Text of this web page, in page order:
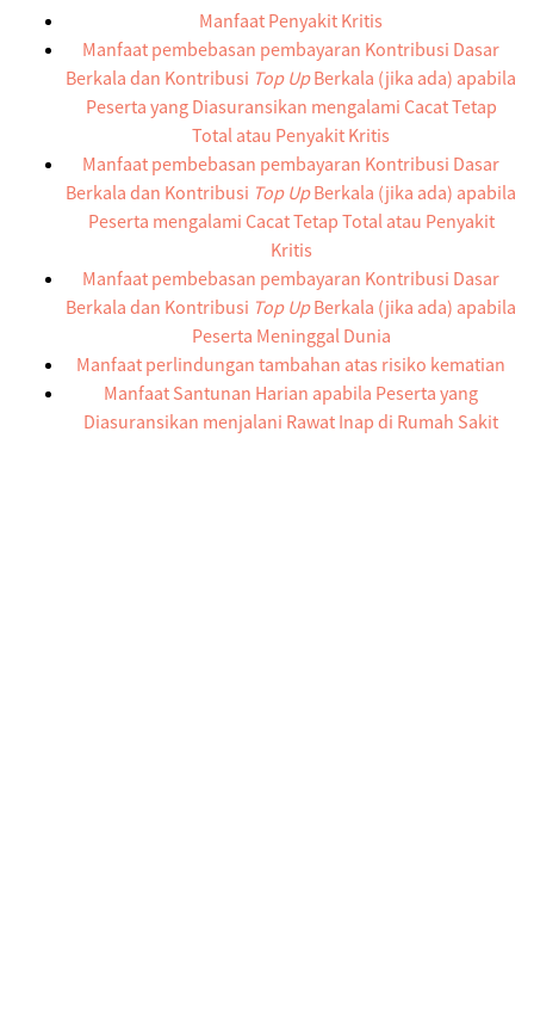
Manfaat Penyakit Kritis
Manfaat pembebasan pembayaran Kontribusi Dasar
Berkala dan Kontribusi Top UpBerkala (jika ada) apabila
Peserta yang Diasuransikan mengalami Cacat Tetap
Total atau Penyakit Kritis
Manfaat pembebasan pembayaran Kontribusi Dasar
Berkala dan Kontribusi Top UpBerkala (jika ada) apabila
Peserta mengalami Cacat Tetap Total atau Penyakit
Kritis
Manfaat pembebasan pembayaran Kontribusi Dasar
Berkala dan Kontribusi Top UpBerkala (jika ada) apabila
Peserta Meninggal Dunia
Manfaat perlindungan tambahan atas risiko kematian
Manfaat Santunan Harian apabila Peserta yang
Diasuransikan menjalani Rawat Inap di Rumah Sakit